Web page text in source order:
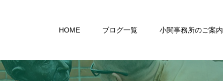
HOME ブログ一覧 小関事務所のご案内